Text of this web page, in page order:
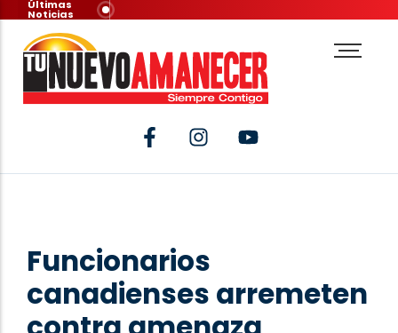
Últimas
Noticias
Funcionarios
canadienses arremeten